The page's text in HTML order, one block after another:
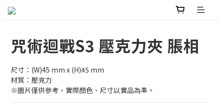
咒術迴戰S3 壓克力夾 脹相
尺寸：(W)45 mm x (H)45 mm
材質：壓克力
※圖片僅供參考，實際顏色、尺寸以實品為準。